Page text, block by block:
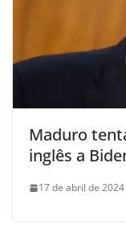
Maduro
inglês a
17 de abril de 2024